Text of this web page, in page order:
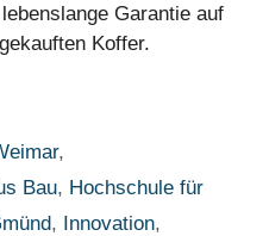
Garantie auf
Koffer.
,
Bau, Hochschule für
, Innovation,